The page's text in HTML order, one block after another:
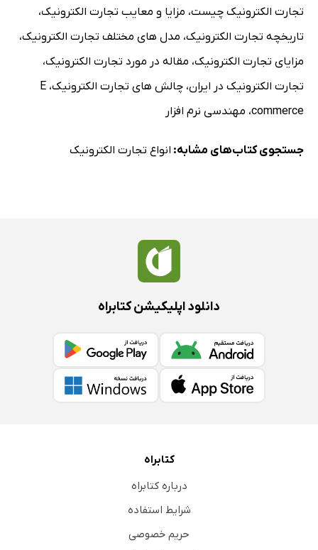
تجارت الکترونیک چیست، مزایا و معایب تجارت الکترونیک،
تاریخچه تجارت الکترونیک، مدل های مختلف تجارت الکترونیک،
مزایای تجارت الکترونیک، مقاله در مورد تجارت الکترونیک،
تجارت الکترونیک در ایران، چالش های تجارت الکترونیک، E
commerce، مهندسی نرم افزار
جستجوی کتاب‌های مشابه: انواع تجارت الکترونیک
دانلود اپلیکیشن کتابراه
کتابراه
درباره کتابراه
شرایط استفاده
حریم خصوصی